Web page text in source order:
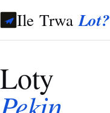
Ile TrwaLot?
Loty